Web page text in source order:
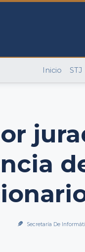
Inicio STJ
Secretaría De